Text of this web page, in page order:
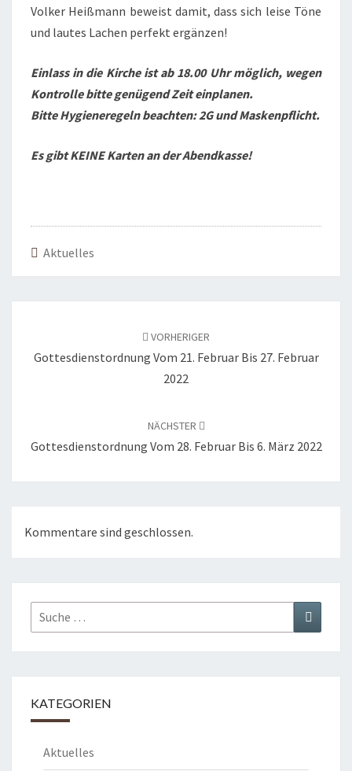
Volker Heißmann beweist damit, dass sich leise Töne
und lautes Lachen perfekt ergänzen!
Einlass in die Kirche ist ab 18.00 Uhr möglich, wegen
Kontrolle bitte genügend Zeit einplanen.
Bitte Hygieneregeln beachten: 2G und Maskenpflicht.
Es gibt KEINE Karten an der Abendkasse!
Aktuelles
VORHERIGER
Gottesdienstordnung Vom 21. Februar Bis 27. Februar
2022
NÄCHSTER
Gottesdienstordnung Vom 28. Februar Bis 6. März 2022
Kommentare sind geschlossen.
Suche
nach:
Suchen
KATEGORIEN
Aktuelles